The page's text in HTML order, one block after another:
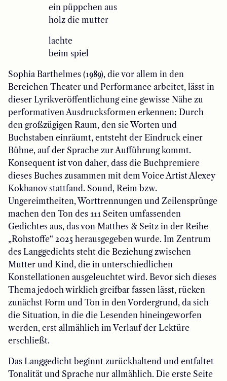
ein püppchen aus
holz die mutter
lachte
beim spiel
Sophia Barthelmes (1989), die vor allem in den
Bereichen Theater und Performance arbeitet, lässt in
dieser Lyrikveröffentlichung eine gewisse Nähe zu
performativen Ausdrucksformen erkennen: Durch
den großzügigen Raum, den sie Worten und
Buchstaben einräumt, entsteht der Eindruck einer
Bühne, auf der Sprache zur Aufführung kommt.
Konsequent ist von daher, dass die Buchpremiere
dieses Buches zusammen mit dem Voice Artist Alexey
Kokhanov stattfand. Sound, Reim bzw.
Ungereimtheiten, Worttrennungen und Zeilensprünge
machen den Ton des 111 Seiten umfassenden
Gedichtes aus, das von Matthes & Seitz in der Reihe
„Rohstoffe“ 2025 herausgegeben wurde. Im Zentrum
des Langgedichts steht die Beziehung zwischen
Mutter und Kind, die in unterschiedlichen
Konstellationen ausgeleuchtet wird. Bevor sich dieses
Thema jedoch wirklich greifbar fassen lässt, rücken
zunächst Form und Ton in den Vordergrund, da sich
die Situation, in die die Lesenden hineingeworfen
werden, erst allmählich im Verlauf der Lektüre
erschließt.
Das Langgedicht beginnt zurückhaltend und entfaltet
Tonalität und Sprache nur allmählich. Die erste Seite